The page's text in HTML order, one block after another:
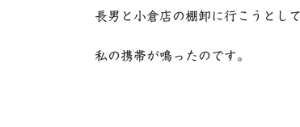
長男と小倉店の棚卸に行こうとし
私の携帯が鳴ったのです。